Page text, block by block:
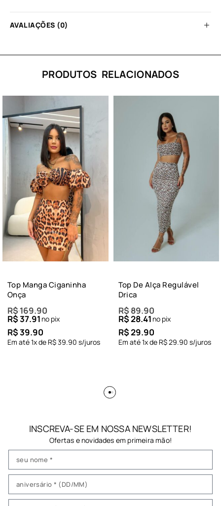
AVALIAÇÕES (0)
PRODUTOS RELACIONADOS
Top Manga Ciganinha
Onça
R$169.90
R$37.91 no pix
R$39.90
Em até1x de R$39.90 s/juros
Top De Alça Regulável
Drica
R$89.90
R$28.41 no pix
R$29.90
Em até1x de R$29.90 s/juros
INSCREVA-SE EM NOSSA NEWSLETTER!
Ofertas e novidades em primeira mão!